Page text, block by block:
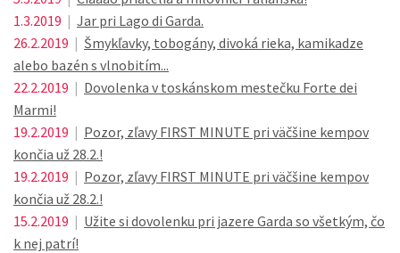
1.3.2019 | Jar pri Lago di Garda.
26.2.2019 | Šmykľavky, tobogány, divoká rieka, kamikadze
alebo bazén s vlnobitím...
22.2.2019 | Dovolenka v toskánskom mestečku Forte dei
Marmi!
19.2.2019 | Pozor, zľavy FIRST MINUTE pri väčšine kempov
končia už 28.2.!
19.2.2019 | Pozor, zľavy FIRST MINUTE pri väčšine kempov
končia už 28.2.!
15.2.2019 | Užite si dovolenku pri jazere Garda so všetkým, čo
k nej patrí!